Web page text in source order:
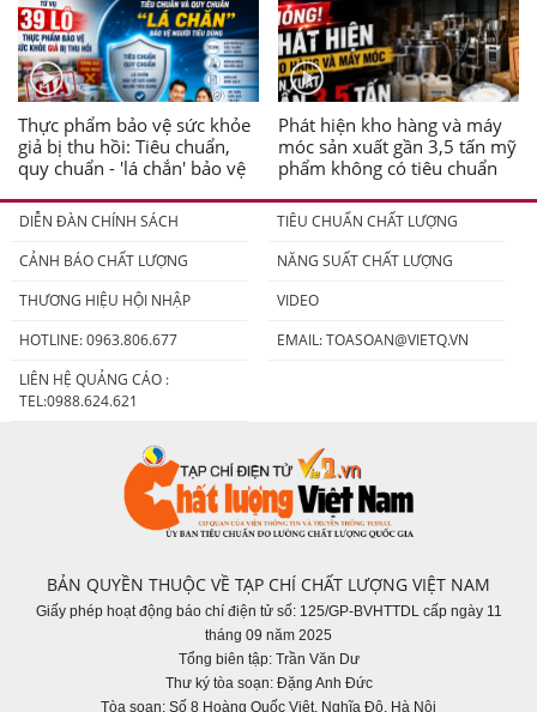
Thực phẩm bảo vệ sức khỏe
giả bị thu hồi: Tiêu chuẩn,
quy chuẩn - 'lá chắn' bảo vệ
Phát hiện kho hàng và máy
móc sản xuất gần 3,5 tấn mỹ
phẩm không có tiêu chuẩn
DIỄN ĐÀN CHÍNH SÁCH
TIÊU CHUẨN CHẤT LƯỢNG
CẢNH BÁO CHẤT LƯỢNG
NĂNG SUẤT CHẤT LƯỢNG
THƯƠNG HIỆU HỘI NHẬP
VIDEO
HOTLINE: 0963.806.677
EMAIL:TOASOAN@VIETQ.VN
LIÊN HỆ QUẢNG CÁO :
TEL:0988.624.621
BẢN QUYỀN THUỘC VỀ TẠP CHÍ CHẤT LƯỢNG VIỆT NAM
Giấy phép hoạt động báo chí điện tử số: 125/GP-BVHTTDL cấp ngày 11
tháng 09 năm 2025
Tổng biên tập: Trần Văn Dư
Thư ký tòa soạn: Đặng Anh Đức
Tòa soạn: Số 8 Hoàng Quốc Việt, Nghĩa Đô, Hà Nội